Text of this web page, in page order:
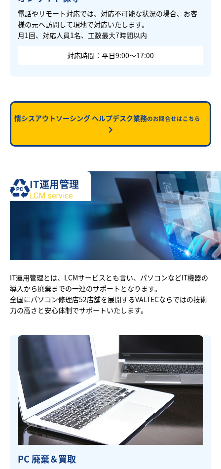
電話やリモート対応では、対応不可能な状況の場合、お客
様の元へ訪問して現地で対応いたします。
月1回、対応人員1名、工数最大7時間以内
対応時間：平日9:00～17:00
情シスアウトソーシング ヘルプデスク業務のお問合せはこちら
IT運用管理
LCM service
IT運用管理とは、LCMサービスとも言い、パソコンなどIT機器の
導入から廃棄までの一連のサポートとなります。
全国にパソコン修理店52店舗を展開するVALTECならではの技術
力の高さと安心体制でサポートいたします。
PC 廃棄＆買取